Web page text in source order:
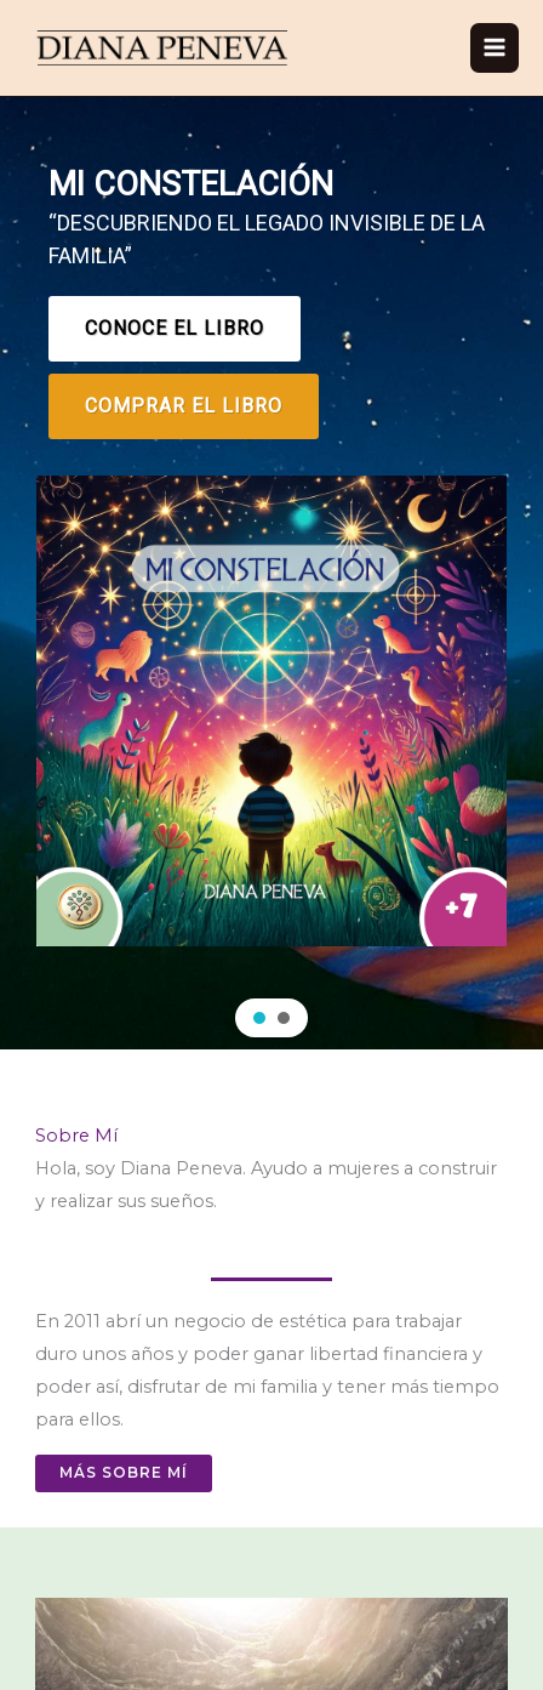
MI CONSTELACIÓN
“DESCUBRIENDO EL LEGADO INVISIBLE DE LA
FAMILIA”
CONOCE EL LIBRO
COMPRAR EL LIBRO
Sobre Mí
Hola, soy Diana Peneva. Ayudo a mujeres a construir
y realizar sus sueños.
En 2011 abrí un negocio de estética para trabajar
duro unos años y poder ganar libertad financiera y
poder así, disfrutar de mi familia y tener más tiempo
para ellos.
MÁS SOBRE MÍ